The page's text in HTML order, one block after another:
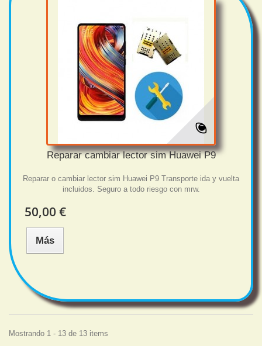
Reparar cambiar lector sim Huawei P9
Reparar o cambiar lector sim Huawei P9 Transporte ida y vuelta
incluidos. Seguro a todo riesgo con mrw.
50,00 €
Más
Mostrando 1 - 13 de 13 items